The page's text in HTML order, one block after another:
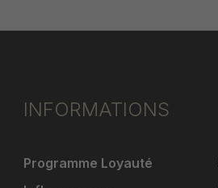
INFORMATIONS
Programme Loyauté